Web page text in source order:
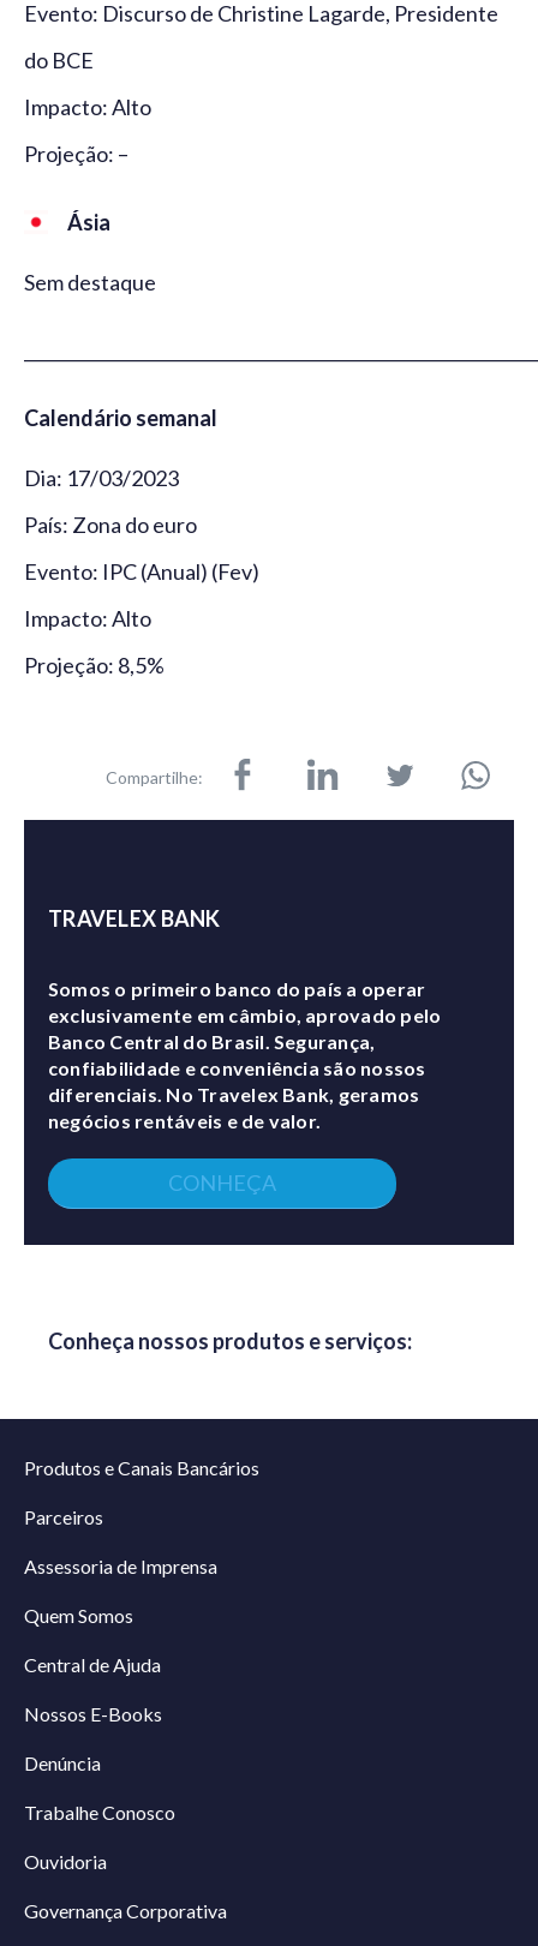
Evento: Discurso de Christine Lagarde, Presidente
do BCE
Impacto: Alto
Projeção: –
Ásia
Sem destaque
Calendário semanal
Dia: 17/03/2023
País: Zona do euro
Evento: IPC (Anual) (Fev)
Impacto: Alto
Projeção: 8,5%
Compartilhe:
TRAVELEX BANK
Somos o primeiro banco do país a operar
exclusivamente em câmbio, aprovado pelo
Banco Central do Brasil. Segurança,
confiabilidade e conveniência são nossos
diferenciais. No Travelex Bank, geramos
negócios rentáveis e de valor.
CONHEÇA
Conheça nossos produtos e serviços:
Produtos e Canais Bancários
Parceiros
Assessoria de Imprensa
Quem Somos
Central de Ajuda
Nossos E-Books
Denúncia
Trabalhe Conosco
Ouvidoria
Governança Corporativa